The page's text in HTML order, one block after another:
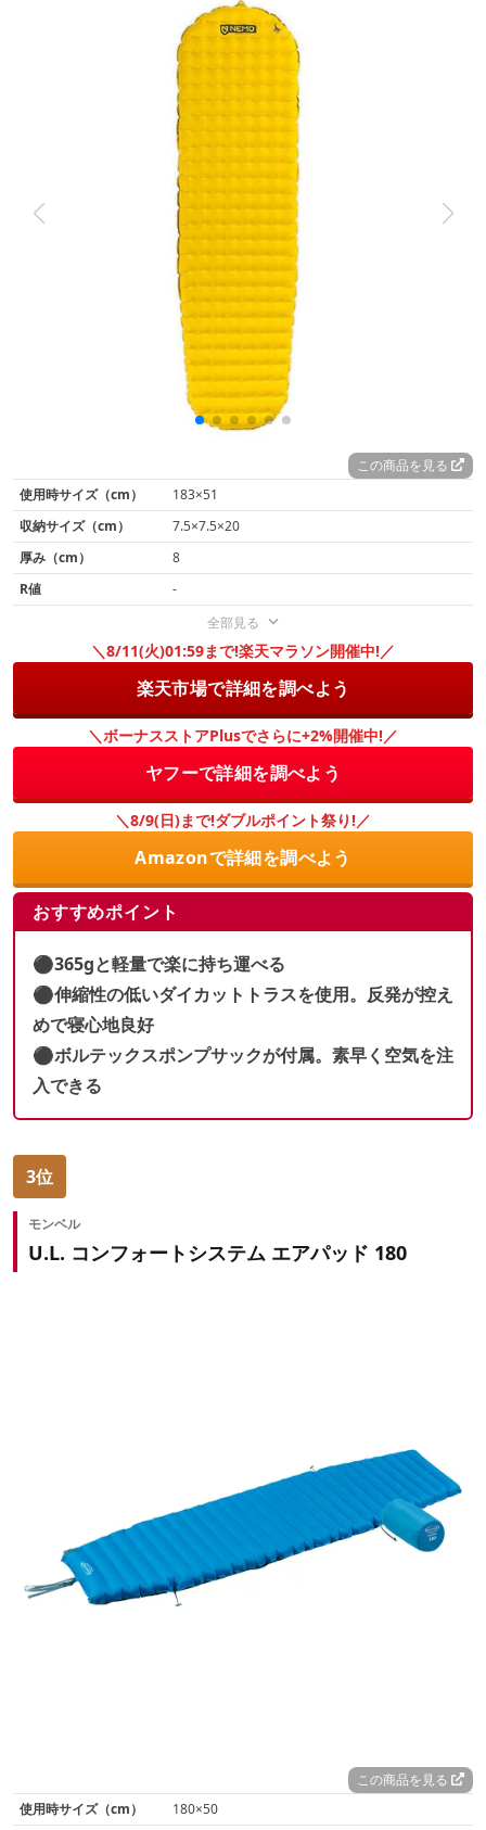
この商品を見る
使用時サイズ（cm）
183×51
収納サイズ（cm）
7.5×7.5×20
厚み（cm）
8
R値
-
全部見る
＼8/11(火)01:59まで!楽天マラソン開催中!／
楽天市場で詳細を調べよう
＼ボーナスストアPlusでさらに+2%開催中!／
ヤフーで詳細を調べよう
＼8/9(日)まで!ダブルポイント祭り!／
Amazonで詳細を調べよう
おすすめポイント
⚫︎365gと軽量で楽に持ち運べる
⚫︎伸縮性の低いダイカットトラスを使用。反発が控え
めで寝心地良好
⚫︎ボルテックスポンプサックが付属。素早く空気を注
入できる
3位
モンベル
U.L. コンフォートシステム エアパッド 180
この商品を見る
使用時サイズ（cm）
180×50